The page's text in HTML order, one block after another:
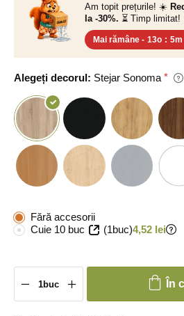
Am topit prețurile! ☀️
la -30%. ⏳ Timp limitat!
Mai rămâne - 13o : 5m
Alegeți decorul: Stejar Sonoma
Fără accesorii
Cuie 10 buc
(1buc)4,52 lei
În